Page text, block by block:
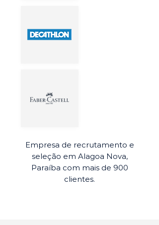
Empresa de recrutamento e
seleção em Alagoa Nova,
Paraíba com mais de 900
clientes.